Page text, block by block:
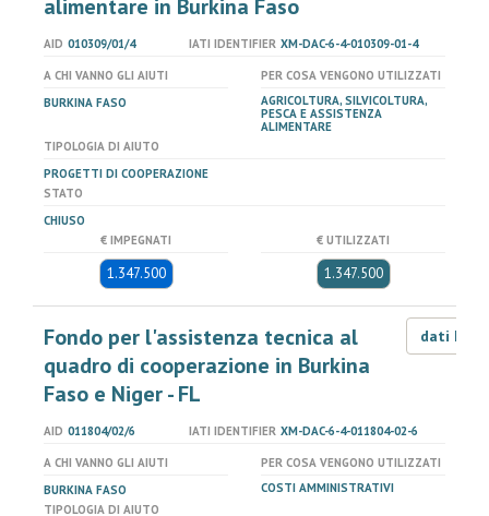
alimentare in Burkina Faso
AID 010309/01/4 IATI IDENTIFIER XM-DAC-6-4-010309-01-4
A CHI VANNO GLI AIUTI
BURKINA FASO
PER COSA VENGONO UTILIZZATI
AGRICOLTURA, SILVICOLTURA,
PESCA E ASSISTENZA
ALIMENTARE
TIPOLOGIA DI AIUTO
PROGETTI DI COOPERAZIONE
STATO
CHIUSO
€ IMPEGNATI
1.347.500
€ UTILIZZATI
1.347.500
Fondo per l'assistenza tecnica al
quadro di cooperazione in Burkina
Faso e Niger - FL
dati LOD
AID 011804/02/6 IATI IDENTIFIER XM-DAC-6-4-011804-02-6
A CHI VANNO GLI AIUTI
BURKINA FASO
PER COSA VENGONO UTILIZZATI
COSTI AMMINISTRATIVI
TIPOLOGIA DI AIUTO